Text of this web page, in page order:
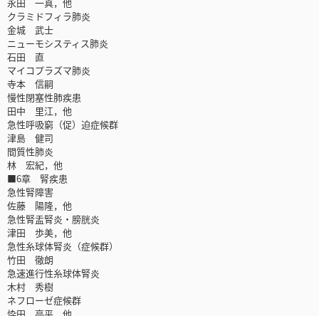
クラミドフィラ肺炎
金城 武士
ニューモシスティス肺炎
石田 直
マイコプラズマ肺炎
寺本 信嗣
慢性閉塞性肺疾患
田中 里江，他
急性呼吸窮（促）迫症候群
津島 健司
間質性肺炎
林 宏紀，他
■6章 腎疾患
急性腎障害
佐藤 陽隆，他
急性腎盂腎炎・膀胱炎
津田 歩美，他
急性糸球体腎炎（症候群）
竹田 徹朗
急速進行性糸球体腎炎
木村 秀樹
ネフローゼ症候群